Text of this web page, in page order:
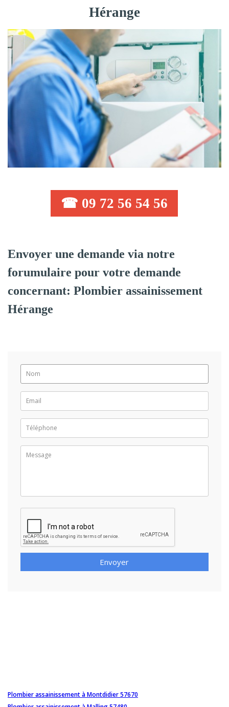
Hérange
☎ 09 72 56 54 56
Envoyer une demande via notre
forumulaire pour votre demande
concernant: Plombier assainissement
Hérange
Envoyer
Plombier assainissement à Montdidier 57670